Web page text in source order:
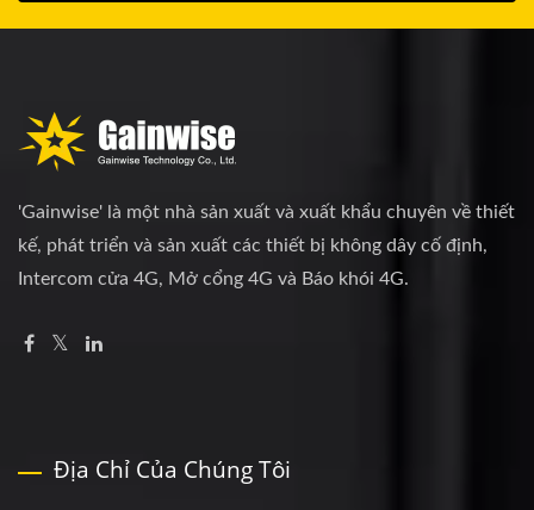
'Gainwise' là một nhà sản xuất và xuất khẩu chuyên về thiết
kế, phát triển và sản xuất các thiết bị không dây cố định,
Intercom cửa 4G, Mở cổng 4G và Báo khói 4G.
Địa Chỉ Của Chúng Tôi